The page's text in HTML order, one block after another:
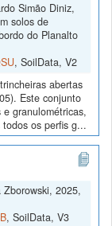
Simão Diniz,
solos de
do Planalto
, SoilData, V2
abertas
Este conjunto
granulométricas,
os perfis g...
Zborowski, 2025,
, SoilData, V3